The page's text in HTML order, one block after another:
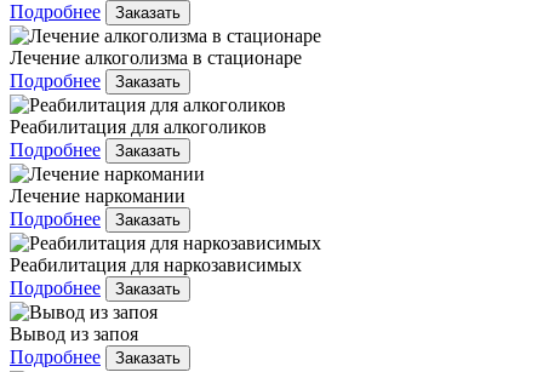
Подробнее
Заказать
Лечение алкоголизма в стационаре
Подробнее
Заказать
Реабилитация для алкоголиков
Подробнее
Заказать
Лечение наркомании
Подробнее
Заказать
Реабилитация для наркозависимых
Подробнее
Заказать
Вывод из запоя
Подробнее
Заказать